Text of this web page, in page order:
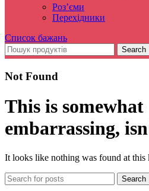
Роз’єми
Перехідники
Список бажань
Search
Not Found
This is somewhat
embarrassing,
It looks like nothing was found at this
Search